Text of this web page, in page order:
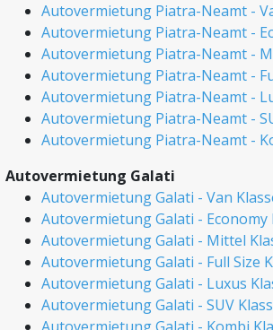
Autovermietung Piatra-Neamt -
Autovermietung Piatra-Neamt -
Autovermietung Piatra-Neamt -
Autovermietung Piatra-Neamt -
Autovermietung Piatra-Neamt -
Autovermietung Piatra-Neamt -
Autovermietung Piatra-Neamt -
Autovermietung Galati
Autovermietung Galati - Van
Autovermietung Galati - Economy
Autovermietung Galati - Mittel
Autovermietung Galati - Full Size
Autovermietung Galati - Luxus
Autovermietung Galati - SUV